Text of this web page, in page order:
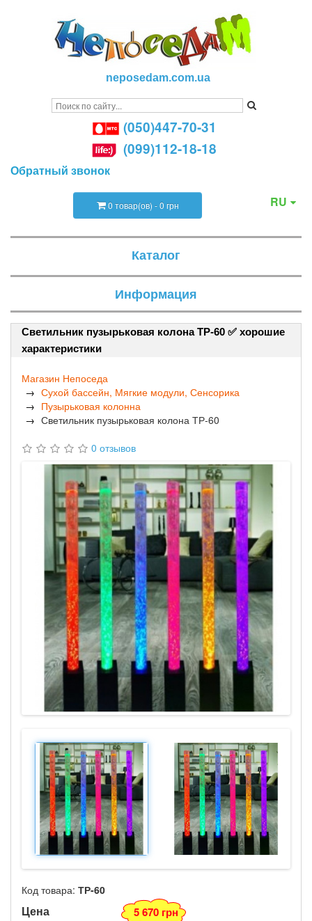
neposedam.com.ua
(050)447-70-31
(099)112-18-18
Обратный звонок
RU
0 товар(ов) - 0 грн
Каталог
Информация
Светильник пузырьковая колона ТР-60 ✅ хорошие
характеристики
Магазин Непоседа
Сухой бассейн, Мягкие модули, Сенсорика
Пузырьковая колонна
Светильник пузырьковая колона ТР-60
0 отзывов
Код товара: ТР-60
Цена 5 670 грн